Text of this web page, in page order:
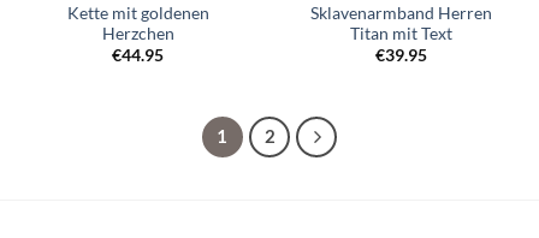
Kette mit goldenen
Herzchen
€44.95
Sklavenarmband Herren
Titan mit Text
€39.95
1 2